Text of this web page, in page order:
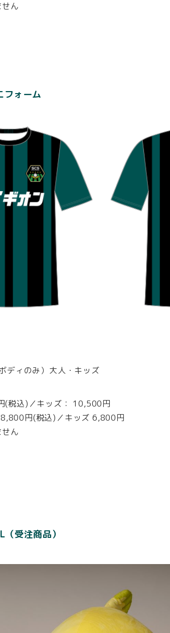
ん
フォーム
ディのみ）大人・キッズ
(税込)／キッズ： 10,500円
円(税込)／キッズ 6,800円
ん
受注商品）